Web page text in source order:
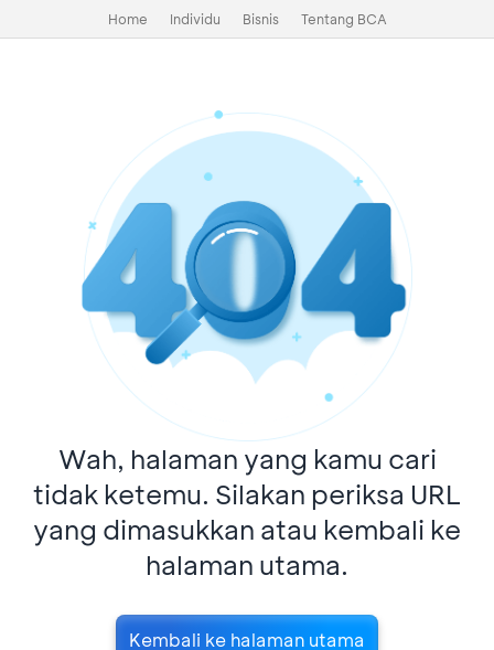
Home Individu Bisnis Tentang BCA
Wah, halaman yang kamu cari
tidak ketemu. Silakan periksa URL
yang dimasukkan atau kembali ke
halaman utama.
Kembali ke halaman utama